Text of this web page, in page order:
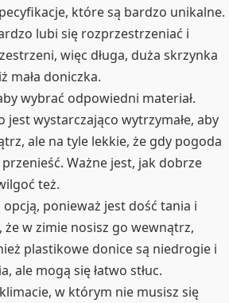
które są bardzo unikalne.
lubi się rozprzestrzeniać i
więc długa, duża skrzynka
mała doniczka.
wybrać odpowiedni materiał.
jest wystarczająco wytrzymałe, aby
ale na tyle lekkie, że gdy pogoda
Ważne jest, jak dobrze
też.
ponieważ jest dość tania i
że w zimie nosisz go wewnątrz,
plastikowe donice są niedrogie i
ale mogą się łatwo stłuc.
w którym nie musisz się